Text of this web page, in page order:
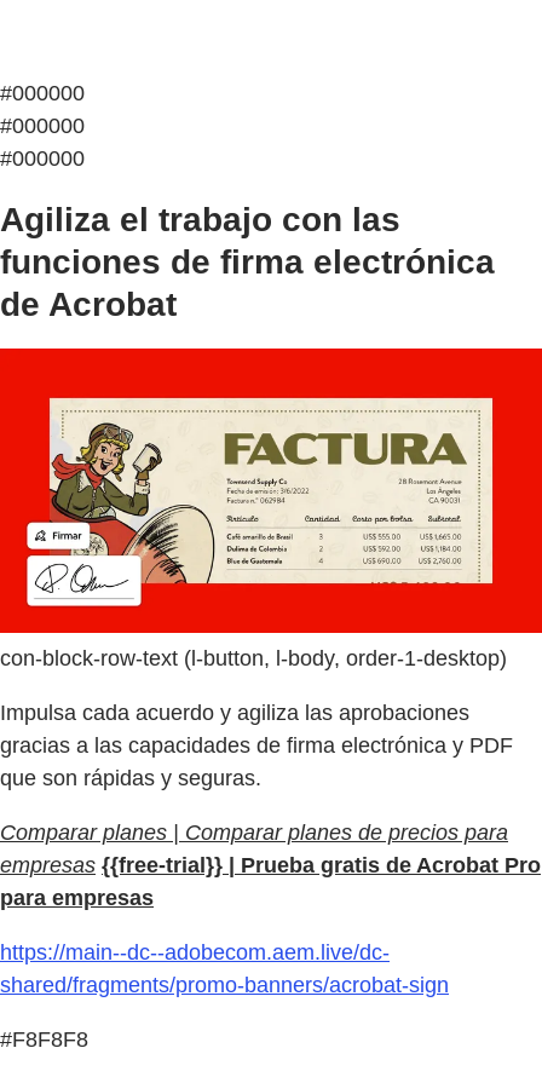
#000000
#000000
#000000
Agiliza el trabajo con las
funciones de firma electrónica
de Acrobat
con-block-row-text (l-button, l-body, order-1-desktop)
Impulsa cada acuerdo y agiliza las aprobaciones
gracias a las capacidades de firma electrónica y PDF
que son rápidas y seguras.
Comparar planes | Comparar planes de precios para
empresas {{free-trial}} | Prueba gratis de Acrobat Pro
para empresas
https://main--dc--adobecom.aem.live/dc-
shared/fragments/promo-banners/acrobat-sign
#F8F8F8